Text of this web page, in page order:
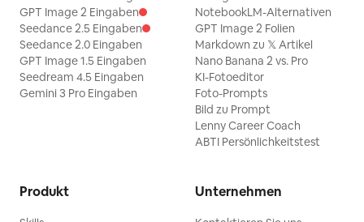
GPT Image 2 Eingaben
Seedance 2.5 Eingaben
Seedance 2.0 Eingaben
GPT Image 1.5 Eingaben
Seedream 4.5 Eingaben
Gemini 3 Pro Eingaben
NotebookLM-Alternativen
GPT Image 2 Folien
Markdown zu 𝕏 Artikel
Nano Banana 2 vs. Pro
KI-Fotoeditor
Foto-Prompts
Bild zu Prompt
Lenny Career Coach
ABTI Persönlichkeitstest
Produkt Unternehmen